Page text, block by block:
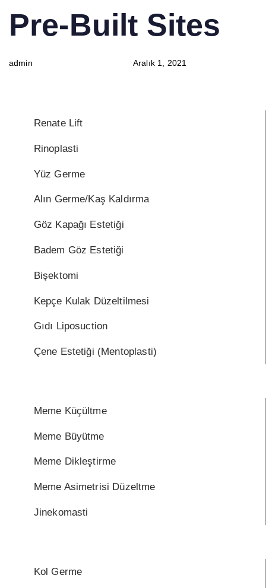
IN:
Pre-Built Sites
admin
on:
Aralık 1, 2021
Renate Lift
Rinoplasti
Yüz Germe
Alın Germe/Kaş Kaldırma
Göz Kapağı Estetiği
Badem Göz Estetiği
Bişektomi
Kepçe Kulak Düzeltilmesi
Gıdı Liposuction
Çene Estetiği (Mentoplasti)
Meme Küçültme
Meme Büyütme
Meme Dikleştirme
Meme Asimetrisi Düzeltme
Jinekomasti
Kol Germe